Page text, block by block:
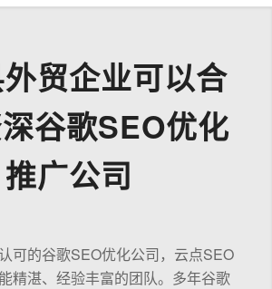
贸企业可以合
谷歌SEO优化
推广公司
可的谷歌SEO优化公司，云点SEO
精湛、经验丰富的团队。多年谷歌